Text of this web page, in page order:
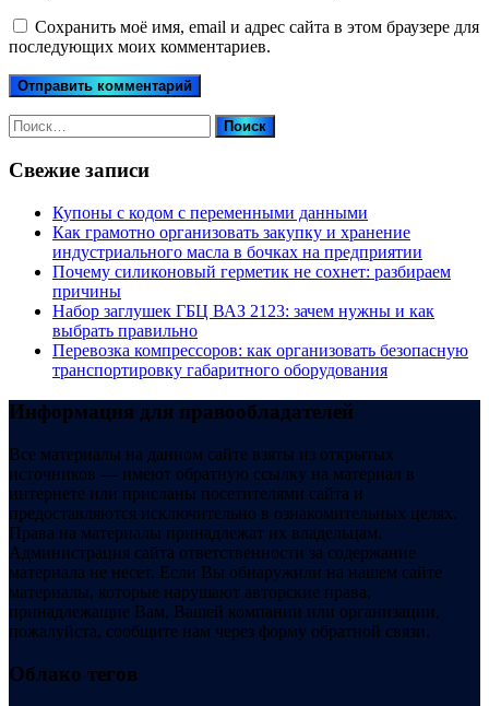
Сохранить моё имя, email и адрес сайта в этом браузере для
последующих моих комментариев.
Найти:
Свежие записи
Купоны c кодом с переменными данными
Как грамотно организовать закупку и хранение
индустриального масла в бочках на предприятии
Почему силиконовый герметик не сохнет: разбираем
причины
Набор заглушек ГБЦ ВАЗ 2123: зачем нужны и как
выбрать правильно
Перевозка компрессоров: как организовать безопасную
транспортировку габаритного оборудования
Информация для правообладателей
Все материалы на данном сайте взяты из открытых
источников — имеют обратную ссылку на материал в
интернете или присланы посетителями сайта и
предоставляются исключительно в ознакомительных целях.
Права на материалы принадлежат их владельцам.
Администрация сайта ответственности за содержание
материала не несет. Если Вы обнаружили на нашем сайте
материалы, которые нарушают авторские права,
принадлежащие Вам, Вашей компании или организации,
пожалуйста, сообщите нам через форму обратной связи.
Облако тегов